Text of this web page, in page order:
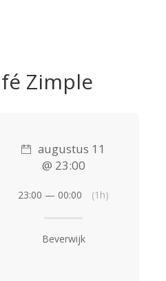
Zimple
augustus 11
@ 23:00
23:00 — 00:00 (1h)
Beverwijk